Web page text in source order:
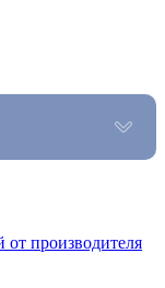
производителя